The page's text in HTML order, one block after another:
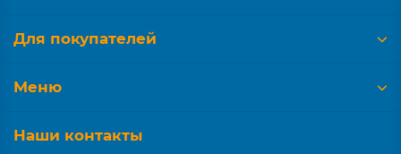
Для покупателей
Меню
Наши контакты